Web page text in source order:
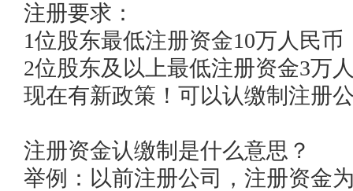
注册要求：
1位股东最低注册资金10万人民币
2位股东及以上最低注册资金3万
现在有新政策！可以认缴制注册
注册资金认缴制是什么意思？
举例：以前注册公司，注册资金